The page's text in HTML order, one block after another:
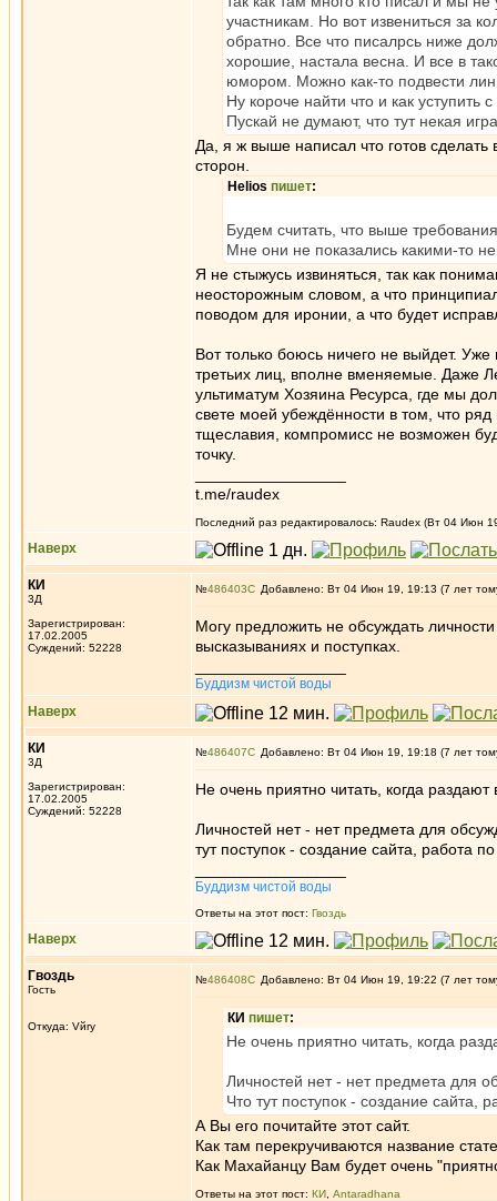
участникам. Но вот извениться за
обратно. Все что писалрсь ниже
хорошие, настала весна. И все в
юмором. Можно как-то подвести
Ну короче найти что и как
Пускай не думают, что тут некая
Да, я ж выше написал что готов
сторон.
Helios пишет:
Будем считать, что выше
Мне они не показались какими-то
Я не стыжусь извиняться, так как
неосторожным словом, а что
поводом для иронии, а что будет
Вот только боюсь ничего не выйдет.
третьих лиц, вполне вменяемые. Даже
ультиматум Хозяина Ресурса, где мы
свете моей убеждённости в том, что
тщеславия, компромисс не возможен
точку.
t.me/raudex
Последний раз редактировалось: Raudex (Вт 04 Июн
Наверх
КИ
3Д
Зарегистрирован:
17.02.2005
Суждений: 52228
№486403 Добавлено: Вт 04 Июн 19, 19:13 (7 лет
Могу предложить не обсуждать
высказываниях и поступках.
Буддизм чистой воды
Наверх
КИ
3Д
Зарегистрирован:
17.02.2005
Суждений: 52228
№486407 Добавлено: Вт 04 Июн 19, 19:18 (7 лет
Не очень приятно читать, когда
Личностей нет - нет предмета для
тут поступок - создание сайта, работа
Буддизм чистой воды
Ответы на этот пост: Гвоздь
Наверх
Гвоздь
Гость
Откуда: Vйry
№486408 Добавлено: Вт 04 Июн 19, 19:22 (7 лет
КИ пишет:
Не очень приятно читать, когда
Личностей нет - нет предмета для
Что тут поступок - создание сайта,
А Вы его почитайте этот сайт.
Как там перекручиваются название
Как Махайанцу Вам будет очень
Ответы на этот пост: КИ Antaradhana